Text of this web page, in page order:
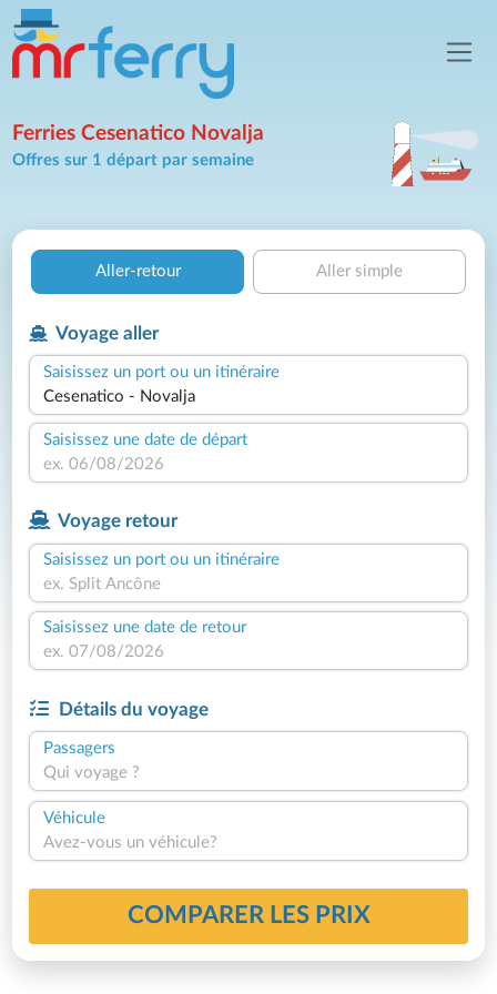
Ferries Cesenatico Novalja
Offres sur 1 départ par semaine
Aller-retour Aller simple
Voyage aller
Saisissez un port ou un itinéraire
Saisissez une date de départ
Voyage retour
Saisissez un port ou un itinéraire
Saisissez une date de retour
Détails du voyage
Passagers
Qui voyage ?
Véhicule
Avez-vous un véhicule?
COMPARER LES PRIX